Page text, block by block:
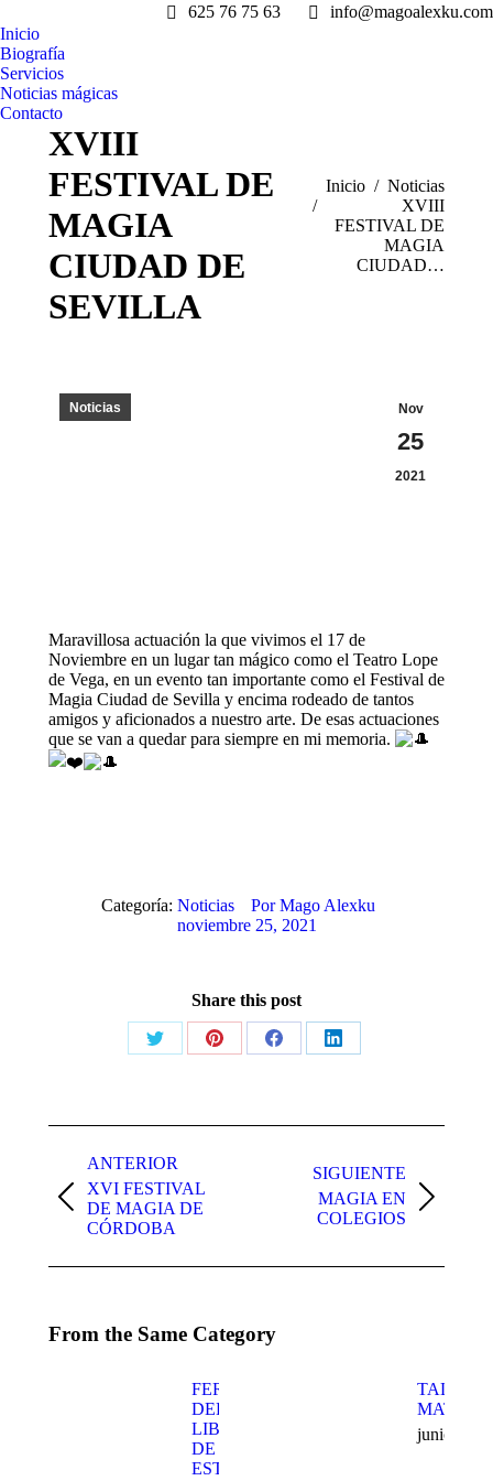
625 76 75 63
info@magoalexku.com
Inicio
Biografía
Servicios
Noticias mágicas
Contacto
XVIII
FESTIVAL DE
MAGIA
CIUDAD DE
SEVILLA
Estás aquí:
Inicio
Noticias
XVIII
FESTIVAL DE
MAGIA
CIUDAD…
Nov
25
2021
Noticias
Maravillosa actuación la que vivimos el 17 de
Noviembre en un lugar tan mágico como el Teatro Lope
de Vega, en un evento tan importante como el Festival de
Magia Ciudad de Sevilla y encima rodeado de tantos
amigos y aficionados a nuestro arte. De esas actuaciones
que se van a quedar para siempre en mi memoria.
Categoría: Noticias PorMago Alexku
noviembre 25, 2021
Share this post
Share
Share
Share
Share
entre
publicaciones
ANTERIOR
Publicación
anterior:
XVI FESTIVAL
DE MAGIA DE
CÓRDOBA
SIGUIENTE
Publicación
siguiente:
MAGIA EN
COLEGIOS
From the Same Category
FERIA
DEL
LIBRO
DE
ESTEPA
TALLER
junio 14,